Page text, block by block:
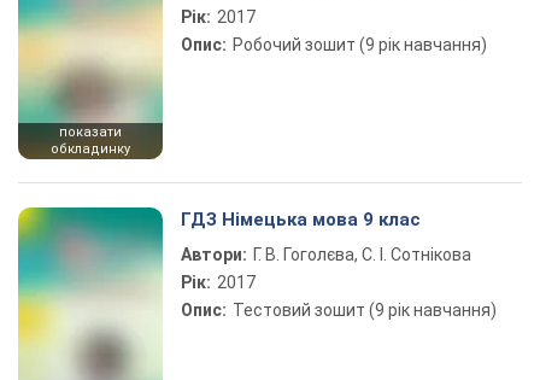
показати
обкладинку
Рік: 2017
Опис: Робочий зошит (9 рік навчання)
ГДЗ Німецька мова 9 клас
Автори: Г. В. Гоголєва, С. І. Сотнікова
Рік: 2017
Опис: Тестовий зошит (9 рік навчання)